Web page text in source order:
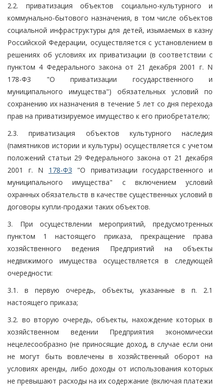
2.2. приватизация объектов социально-культурного и
коммунально-бытового назначения, в том числе объектов
социальной инфраструктуры для детей, изымаемых в казну
Российской Федерации, осуществляется с установлением в
решениях об условиях их приватизации (в соответствии с
пунктом 4 Федерального закона от 21 декабря 2001 г. N
178-ФЗ "О приватизации государственного и
муниципального имущества") обязательных условий по
сохранению их назначения в течение 5 лет со дня перехода
прав на приватизируемое имущество к его приобретателю;
2.3. приватизация объектов культурного наследия
(памятников истории и культуры) осуществляется с учетом
положений статьи 29 Федерального закона от 21 декабря
2001 г. N 178-ФЗ "О приватизации государственного и
муниципального имущества" с включением условий
охранных обязательств в качестве существенных условий в
договоры купли-продажи таких объектов.
3. При осуществлении мероприятий, предусмотренных
пунктом 1 настоящего приказа, прекращение права
хозяйственного ведения Предприятий на объекты
недвижимого имущества осуществляется в следующей
очередности:
3.1. в первую очередь, объекты, указанные в п. 2.1
настоящего приказа;
3.2. во вторую очередь, объекты, нахождение которых в
хозяйственном ведении Предприятия экономически
нецелесообразно (не приносящие доход, в случае если они
не могут быть вовлечены в хозяйственный оборот на
условиях аренды, либо доходы от использования которых
не превышают расходы на их содержание (включая платежи